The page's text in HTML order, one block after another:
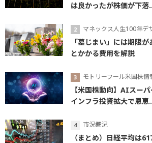
は良かったが株価が下落
マネックス人生100年デ
「墓じまい」には期限
とかかる費用を解説
モトリーフール米国株情
【米国株動向】AIスー
インフラ投資拡大で恩恵
市況概況
（まとめ）日経平均は